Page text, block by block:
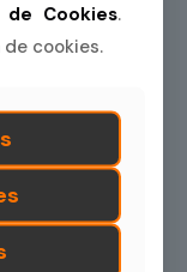
de Cookies.
cookies.